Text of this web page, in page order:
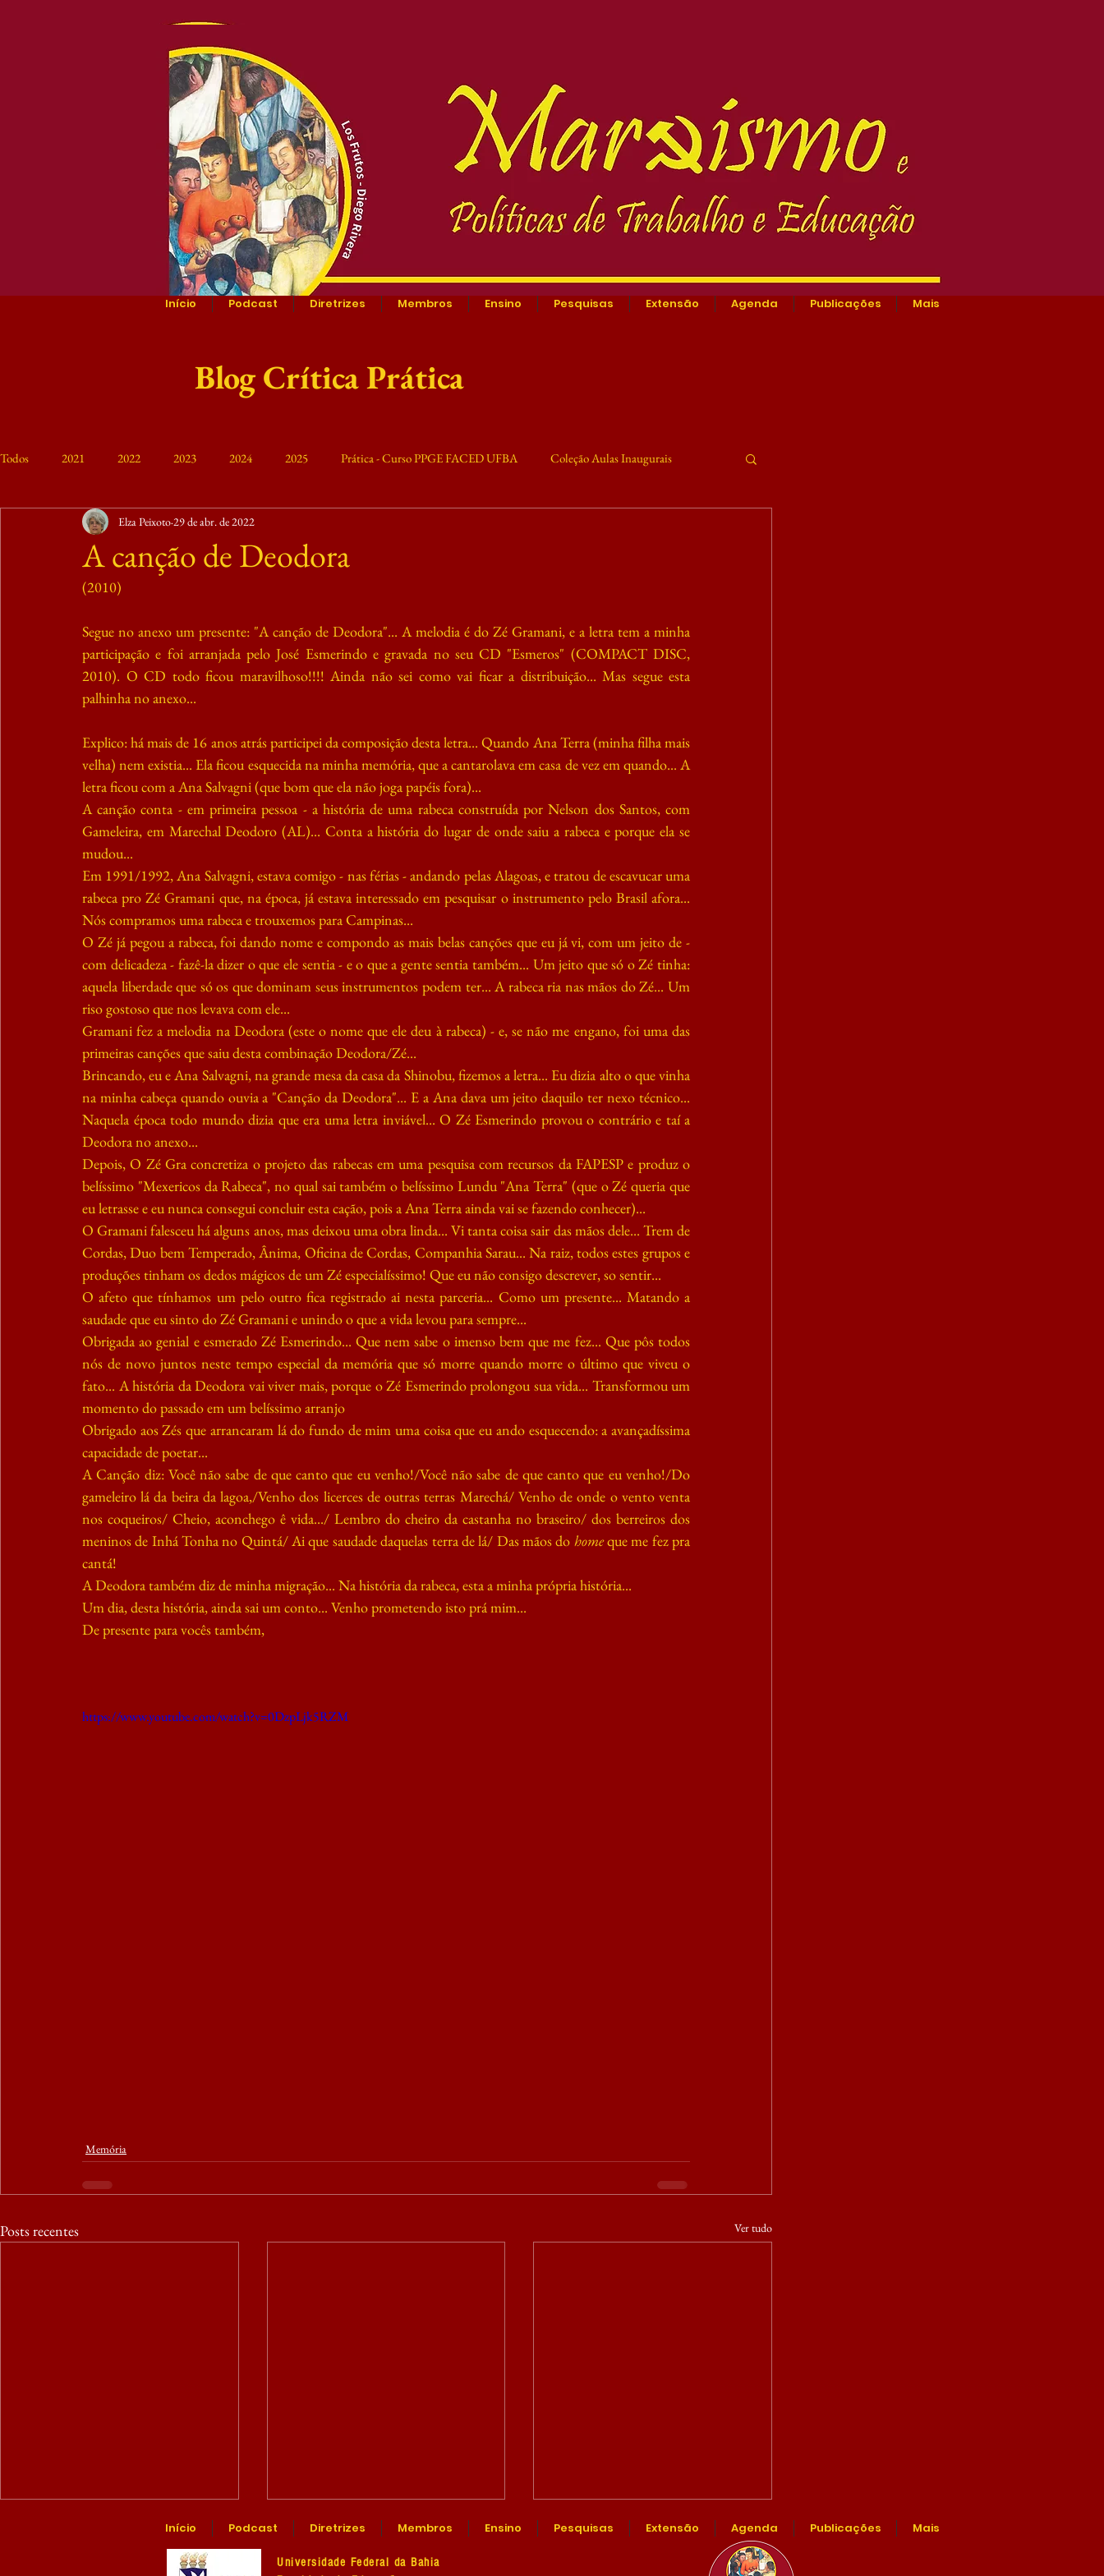
Início Podcast Diretrizes Membros Ensino Pesquisas Extensão Agenda Publicações Mais
Blog Crítica Prática
Todos 2021 2022 2023 2024 2025 Prática - Curso PPGE FACED UFBA Coleção Aulas Inaugurais
Curso Friedrich Engels VIII MTE 2023
A canção de Deodora
Elza Peixoto 29 de abr. de 2022
(2010)
Segue no anexo um presente: "A canção de Deodora"... A melodia é do Zé Gramani, e a letra tem a minha
participação e foi arranjada pelo José Esmerindo e gravada no seu CD "Esmeros" (COMPACT DISC,
2010). O CD todo ficou maravilhoso!!!! Ainda não sei como vai ficar a distribuição... Mas segue esta
palhinha no anexo...
Explico: há mais de 16 anos atrás participei da composição desta letra... Quando Ana Terra (minha filha mais
velha) nem existia... Ela ficou esquecida na minha memória, que a cantarolava em casa de vez em quando... A
letra ficou com a Ana Salvagni (que bom que ela não joga papéis fora)...
A canção conta - em primeira pessoa - a história de uma rabeca construída por Nelson dos Santos, com
Gameleira, em Marechal Deodoro (AL)... Conta a história do lugar de onde saiu a rabeca e porque ela se
mudou...
Em 1991/1992, Ana Salvagni, estava comigo - nas férias - andando pelas Alagoas, e tratou de escavucar uma
rabeca pro Zé Gramani que, na época, já estava interessado em pesquisar o instrumento pelo Brasil afora...
Nós compramos uma rabeca e trouxemos para Campinas...
O Zé já pegou a rabeca, foi dando nome e compondo as mais belas canções que eu já vi, com um jeito de -
com delicadeza - fazê-la dizer o que ele sentia - e o que a gente sentia também... Um jeito que só o Zé tinha:
aquela liberdade que só os que dominam seus instrumentos podem ter... A rabeca ria nas mãos do Zé... Um
riso gostoso que nos levava com ele...
Gramani fez a melodia na Deodora (este o nome que ele deu à rabeca) - e, se não me engano, foi uma das
primeiras canções que saiu desta combinação Deodora/Zé...
Brincando, eu e Ana Salvagni, na grande mesa da casa da Shinobu, fizemos a letra... Eu dizia alto o que vinha
na minha cabeça quando ouvia a "Canção da Deodora"... E a Ana dava um jeito daquilo ter nexo técnico...
Naquela época todo mundo dizia que era uma letra inviável... O Zé Esmerindo provou o contrário e taí a
Deodora no anexo...
Depois, O Zé Gra concretiza o projeto das rabecas em uma pesquisa com recursos da FAPESP e produz o
belíssimo "Mexericos da Rabeca", no qual sai também o belíssimo Lundu "Ana Terra" (que o Zé queria que
eu letrasse e eu nunca consegui concluir esta cação, pois a Ana Terra ainda vai se fazendo conhecer)...
O Gramani falesceu há alguns anos, mas deixou uma obra linda... Vi tanta coisa sair das mãos dele... Trem de
Cordas, Duo bem Temperado, Ânima, Oficina de Cordas, Companhia Sarau... Na raiz, todos estes grupos e
produções tinham os dedos mágicos de um Zé especialíssimo! Que eu não consigo descrever, so sentir...
O afeto que tínhamos um pelo outro fica registrado ai nesta parceria... Como um presente... Matando a
saudade que eu sinto do Zé Gramani e unindo o que a vida levou para sempre...
Obrigada ao genial e esmerado Zé Esmerindo... Que nem sabe o imenso bem que me fez... Que pôs todos
nós de novo juntos neste tempo especial da memória que só morre quando morre o último que viveu o
fato... A história da Deodora vai viver mais, porque o Zé Esmerindo prolongou sua vida... Transformou um
momento do passado em um belíssimo arranjo
Obrigado aos Zés que arrancaram lá do fundo de mim uma coisa que eu ando esquecendo: a avançadíssima
capacidade de poetar...
A Canção diz: Você não sabe de que canto que eu venho!/Você não sabe de que canto que eu venho!/Do
gameleiro lá da beira da lagoa,/Venho dos licerces de outras terras Marechá/ Venho de onde o vento venta
nos coqueiros/ Cheio, aconchego ê vida.../ Lembro do cheiro da castanha no braseiro/ dos berreiros dos
meninos de Inhá Tonha no Quintá/ Ai que saudade daquelas terra de lá/ Das mãos do home que me fez pra
cantá!
A Deodora também diz de minha migração... Na história da rabeca, esta a minha própria história...
Um dia, desta história, ainda sai um conto... Venho prometendo isto prá mim...
De presente para vocês também,
https://www.youtube.com/watch?v=0DzpLjk5RZM
Memória
Posts recentes Ver tudo
Início Podcast Diretrizes Membros Ensino Pesquisas Extensão Agenda Publicações Mais
Universidade Federal da Bahia